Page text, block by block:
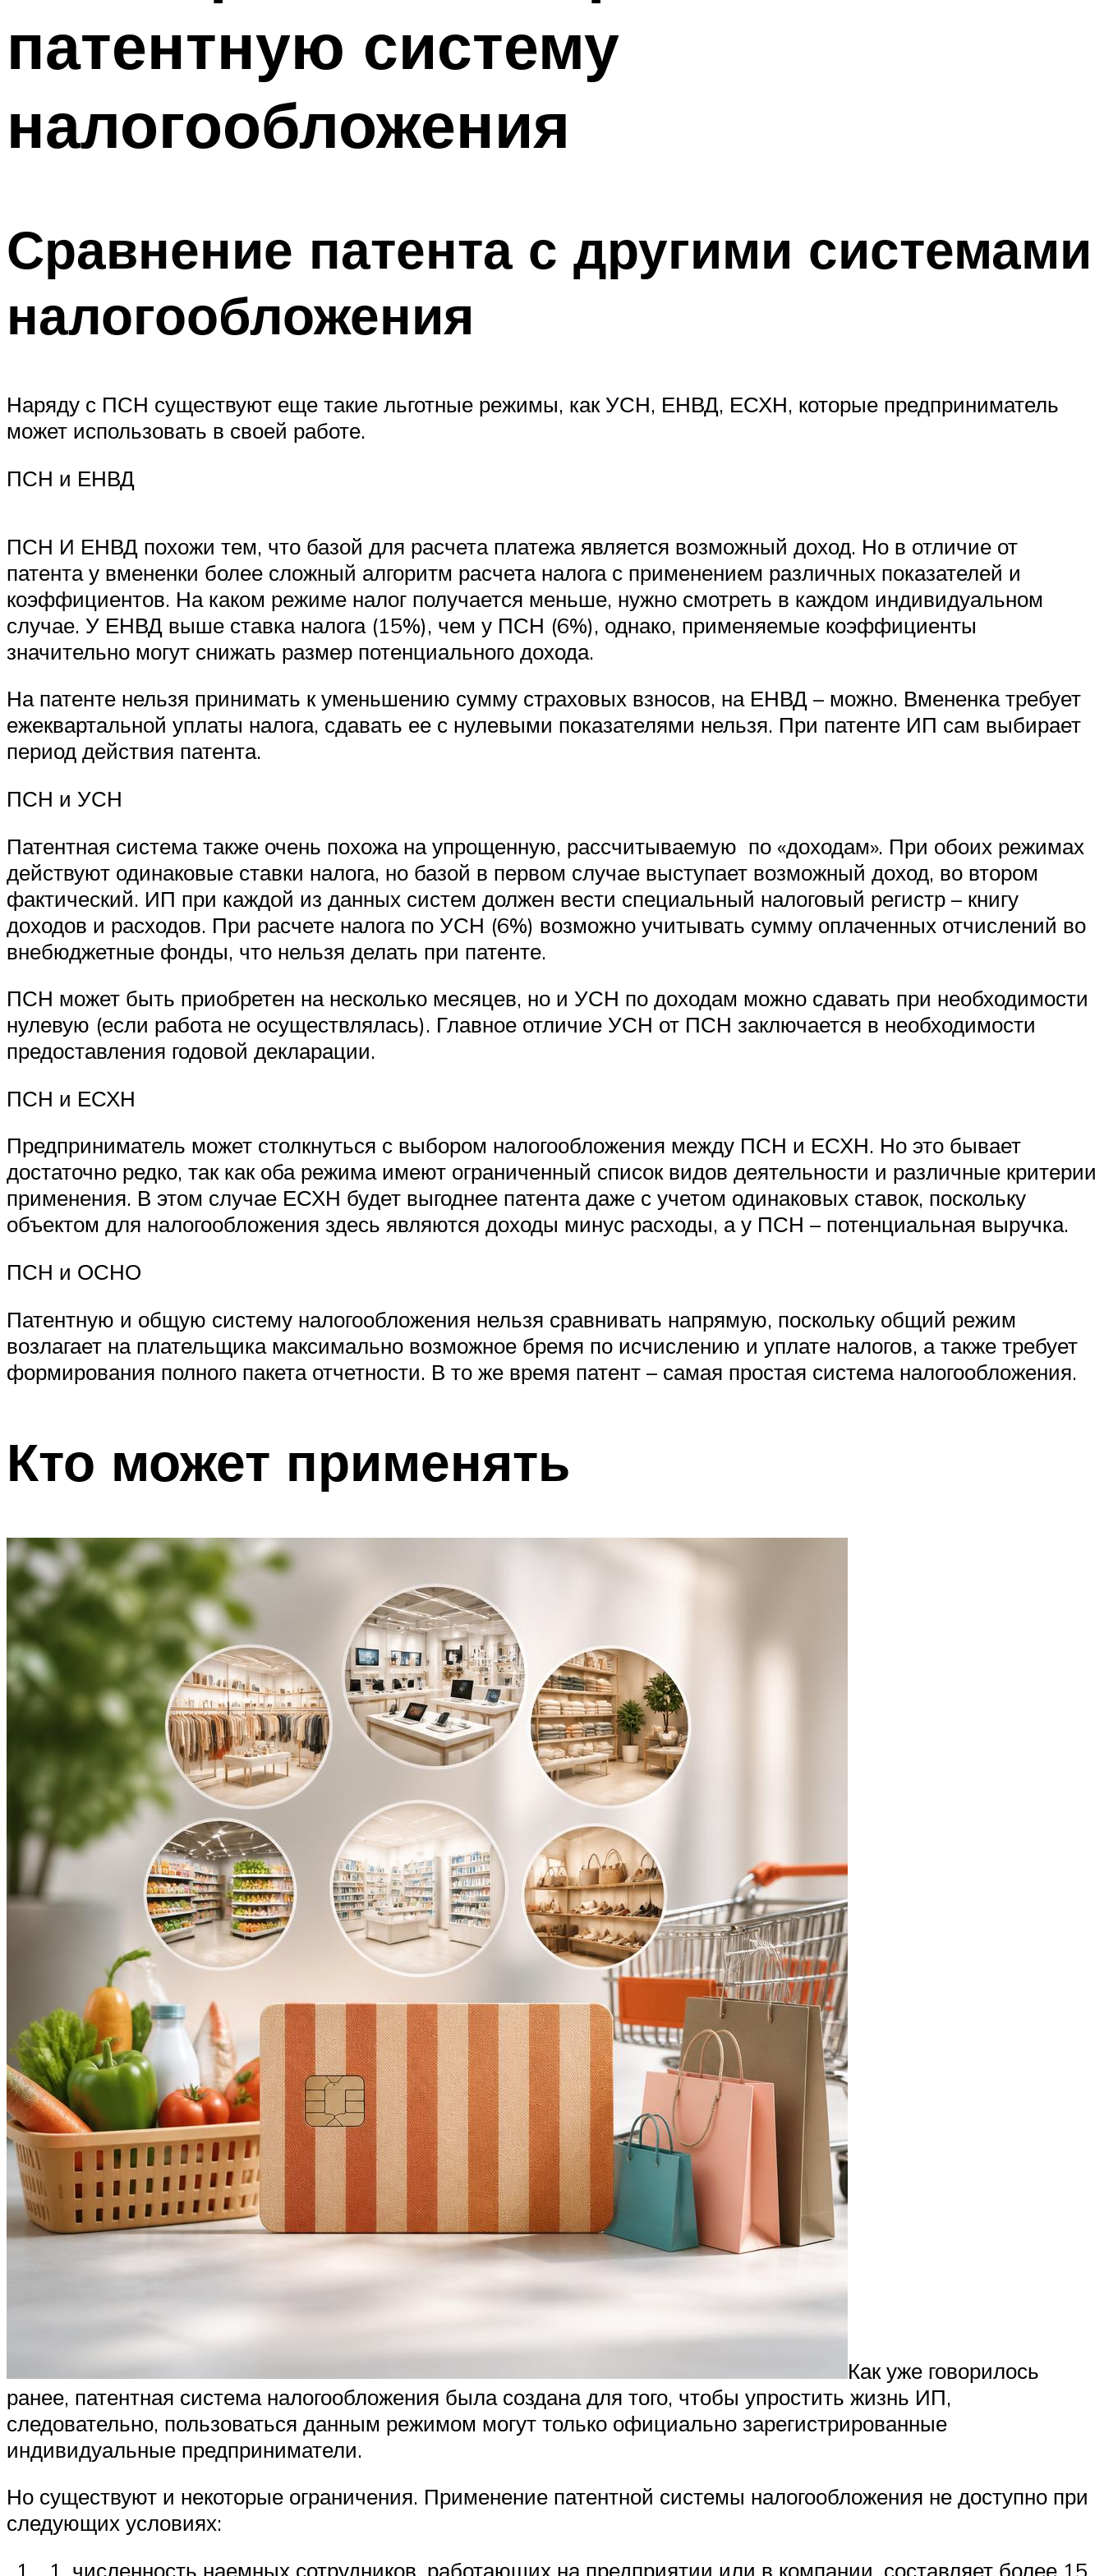
патентную систему
налогообложения
Сравнение патента с другими системами
налогообложения
Наряду с ПСН существуют еще такие льготные режимы, как УСН, ЕНВД, ЕСХН, которые предприниматель
может использовать в своей работе.
ПСН и ЕНВД
ПСН И ЕНВД похожи тем, что базой для расчета платежа является возможный доход. Но в отличие от
патента у вмененки более сложный алгоритм расчета налога с применением различных показателей и
коэффициентов. На каком режиме налог получается меньше, нужно смотреть в каждом индивидуальном
случае. У ЕНВД выше ставка налога (15%), чем у ПСН (6%), однако, применяемые коэффициенты
значительно могут снижать размер потенциального дохода.
На патенте нельзя принимать к уменьшению сумму страховых взносов, на ЕНВД – можно. Вмененка требует
ежеквартальной уплаты налога, сдавать ее с нулевыми показателями нельзя. При патенте ИП сам выбирает
период действия патента.
ПСН и УСН
Патентная система также очень похожа на упрощенную, рассчитываемую по «доходам». При обоих режимах
действуют одинаковые ставки налога, но базой в первом случае выступает возможный доход, во втором
фактический. ИП при каждой из данных систем должен вести специальный налоговый регистр – книгу
доходов и расходов. При расчете налога по УСН (6%) возможно учитывать сумму оплаченных отчислений во
внебюджетные фонды, что нельзя делать при патенте.
ПСН может быть приобретен на несколько месяцев, но и УСН по доходам можно сдавать при необходимости
нулевую (если работа не осуществлялась). Главное отличие УСН от ПСН заключается в необходимости
предоставления годовой декларации.
ПСН и ЕСХН
Предприниматель может столкнуться с выбором налогообложения между ПСН и ЕСХН. Но это бывает
достаточно редко, так как оба режима имеют ограниченный список видов деятельности и различные критерии
применения. В этом случае ЕСХН будет выгоднее патента даже с учетом одинаковых ставок, поскольку
объектом для налогообложения здесь являются доходы минус расходы, а у ПСН – потенциальная выручка.
ПСН и ОСНО
Патентную и общую систему налогообложения нельзя сравнивать напрямую, поскольку общий режим
возлагает на плательщика максимально возможное бремя по исчислению и уплате налогов, а также требует
формирования полного пакета отчетности. В то же время патент – самая простая система налогообложения.
Кто может применять
Как уже говорилось
ранее, патентная система налогообложения была создана для того, чтобы упростить жизнь ИП,
следовательно, пользоваться данным режимом могут только официально зарегистрированные
индивидуальные предприниматели.
Но существуют и некоторые ограничения. Применение патентной системы налогообложения не доступно при
следующих условиях:
численность наемных сотрудников, работающих на предприятии или в компании, составляет более 15